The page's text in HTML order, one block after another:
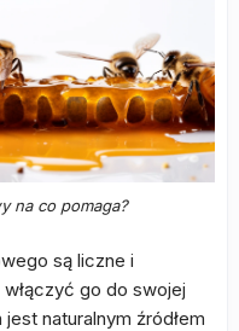
na co pomaga?
są liczne i
go do swojej
naturalnym źródłem